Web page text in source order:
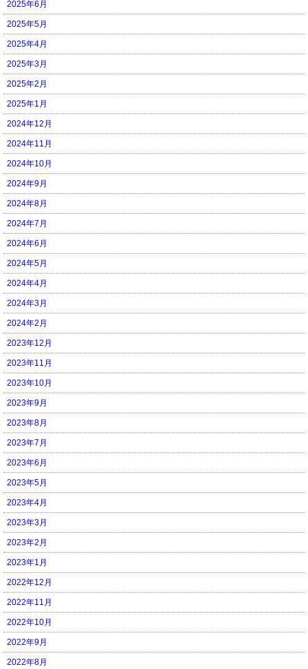
2025年6月
2025年5月
2025年4月
2025年3月
2025年2月
2025年1月
2024年12月
2024年11月
2024年10月
2024年9月
2024年8月
2024年7月
2024年6月
2024年5月
2024年4月
2024年3月
2024年2月
2023年12月
2023年11月
2023年10月
2023年9月
2023年8月
2023年7月
2023年6月
2023年5月
2023年4月
2023年3月
2023年2月
2023年1月
2022年12月
2022年11月
2022年10月
2022年9月
2022年8月